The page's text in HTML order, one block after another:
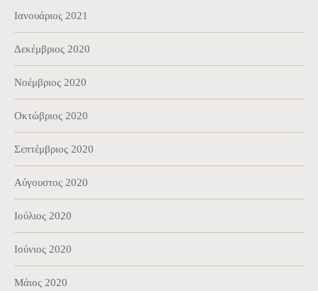
Ιανουάριος 2021
Δεκέμβριος 2020
Νοέμβριος 2020
Οκτώβριος 2020
Σεπτέμβριος 2020
Αύγουστος 2020
Ιούλιος 2020
Ιούνιος 2020
Μάιος 2020